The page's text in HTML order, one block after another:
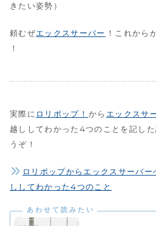
きたい姿勢）
頼むぜエックスサーバー ！これから
！
実際に ロリポップ！ から エックスサ
越ししてわかった4つのことを記し
うぞ！
ロリポップからエックスサーバ
ししてわかった4つのこと